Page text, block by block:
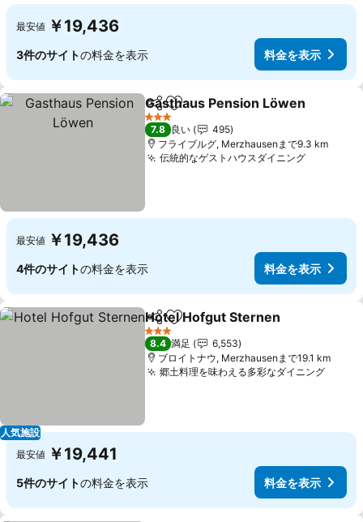
最安値 ￥19,436
3件のサイトの料金を表示 料金を表示
シェアお気に入りに追加
Gasthaus Pension Löwen
3 ホテルのランク
7.8 良い
495
フライブルグ, Merzhausenまで9.3 km
伝統的なゲストハウスダイニング
最安値 ￥19,436
4件のサイトの料金を表示 料金を表示
人気施設
シェアお気に入りに追加
Hotel Hofgut Sternen
3 ホテルのランク
8.4 満足
6,553
ブロイトナウ, Merzhausenまで19.1 km
郷土料理を味わえる多彩なダイニング
最安値 ￥19,441
5件のサイトの料金を表示 料金を表示